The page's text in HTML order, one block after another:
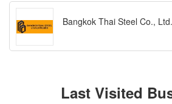
Bangkok Thai Steel Co., Ltd.
Last Visited